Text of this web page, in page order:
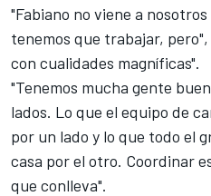
"Fabiano no viene a
tenemos que trabajar,
con cualidades magníficas".
"Tenemos mucha gente
lados. Lo que el equipo de
por un lado y lo que todo el
casa por el otro. Coordinar
que conlleva".